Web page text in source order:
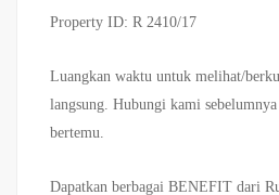
Property ID: R 2410/17
Luangkan waktu untuk melihat/
langsung. Hubungi kami
bertemu.
Dapatkan berbagai BENEFIT dari